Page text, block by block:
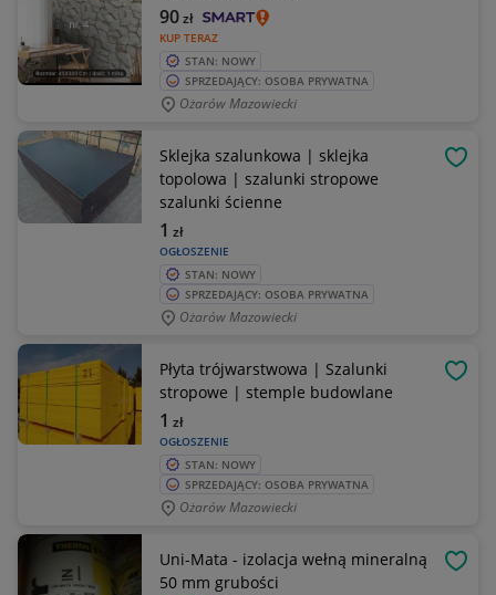
KUP TERAZ
90zł
STAN: NOWY
SPRZEDAJĄCY: OSOBA PRYWATNA
Ożarów Mazowiecki
Sklejka szalunkowa | sklejka
topolowa | szalunki stropowe
szalunki ścienne
OGŁOSZENIE
1 zł
STAN: NOWY
SPRZEDAJĄCY: OSOBA PRYWATNA
Ożarów Mazowiecki
Płyta trójwarstwowa | Szalunki
stropowe | stemple budowlane
OGŁOSZENIE
1 zł
STAN: NOWY
SPRZEDAJĄCY: OSOBA PRYWATNA
Ożarów Mazowiecki
Uni-Mata - izolacja wełną mineralną
50 mm grubości